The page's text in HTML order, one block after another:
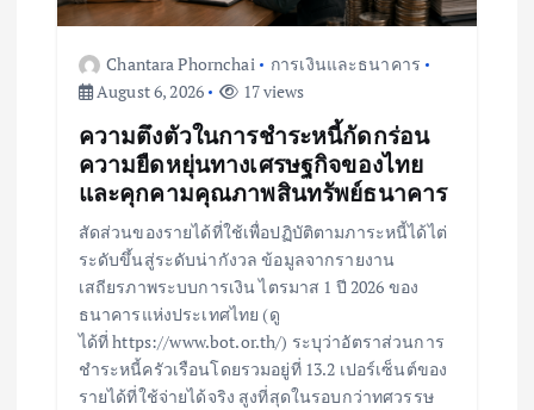
n
Chantara Phornchai
การเงินและธนาคาร
August 6, 2026
17 views
ความตึงตัวในการชำระหนี้กัดกร่อน
ความยืดหยุ่นทางเศรษฐกิจของไทย
และคุกคามคุณภาพสินทรัพย์ธนาคาร
สัดส่วนของรายได้ที่ใช้เพื่อปฏิบัติตามภาระหนี้ได้ไต่
ระดับขึ้นสู่ระดับน่ากังวล ข้อมูลจากรายงาน
เสถียรภาพระบบการเงิน ไตรมาส 1 ปี 2026 ของ
ธนาคารแห่งประเทศไทย (ดู
ได้ที่ https://www.bot.or.th/) ระบุว่าอัตราส่วนการ
ชำระหนี้ครัวเรือนโดยรวมอยู่ที่ 13.2 เปอร์เซ็นต์ของ
รายได้ที่ใช้จ่ายได้จริง สูงที่สุดในรอบกว่าทศวรรษ